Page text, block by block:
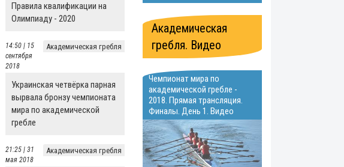
Правила квалификации на
Олимпиаду - 2020
Академическая гребля
14:50 | 15
сентября
2018
Украинская четвёрка парная
вырвала бронзу чемпионата
мира по академической
гребле
Академическая гребля
21:25 | 31
мая 2018
Академическая
гребля. Видео
Чемпионат мира по
академической гребле -
2018. Прямая трансляция.
Финалы. День 1. Видео